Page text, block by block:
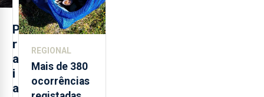
P
r
a
i
a
REGIONAL
Mais de 380
ocorrências